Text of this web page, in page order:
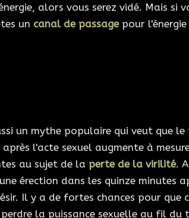
alors vous serez vidé. Mais si
un canal de passagepour l'énergie
un mythe populaire qui veut que
l'acte sexuel augmente à
au sujet de la perte de la virilité.
érection dans les quinze minutes
Il y a de fortes chances pour que
la puissance sexuelle au fil du